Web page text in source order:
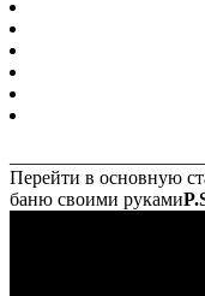
Перейти в основную
баню своими руками